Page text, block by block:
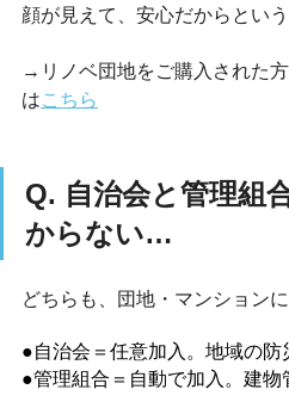
顔が見えて、安心だからとい
→リノベ団地をご購入された
はこちら
Q. 自治会と管理組
からない…
どちらも、団地・マンション
●自治会＝任意加入。地域の防
●管理組合＝自動で加入。建物